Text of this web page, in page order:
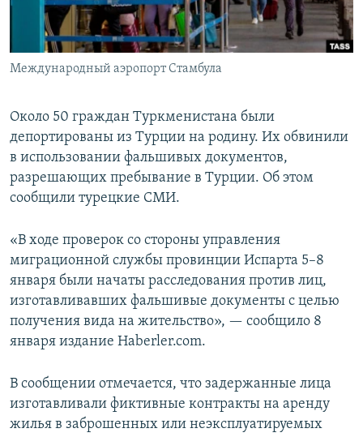
Международный аэропорт Стамбула
Около 50 граждан Туркменистана были
депортированы из Турции на родину. Их обвинили
в использовании фальшивых документов,
разрешающих пребывание в Турции. Об этом
сообщили турецкие СМИ.
«В ходе проверок со стороны управления
миграционной службы провинции Испарта 5–8
января были начаты расследования против лиц,
изготавливавших фальшивые документы с целью
получения вида на жительство», — сообщило 8
января издание Haberler.com.
В сообщении отмечается, что задержанные лица
изготавливали фиктивные контракты на аренду
жилья в заброшенных или неэксплуатируемых